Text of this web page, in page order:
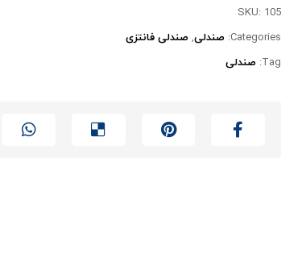
SKU: 105
Categories: صندلی, صندلی فانتزی
Tag: صندلی